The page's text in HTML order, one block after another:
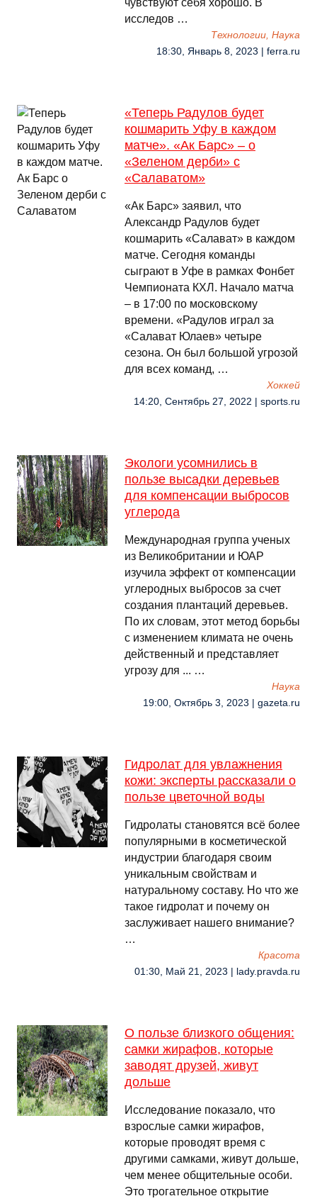
чувствуют себя хорошо. В
исследов …
Технологии, Наука
18:30, Январь 8, 2023 | ferra.ru
«Теперь Радулов будет
кошмарить Уфу в каждом
матче». «Ак Барс» – о
«Зеленом дерби» с
«Салаватом»
«Ак Барс» заявил, что
Александр Радулов будет
кошмарить «Салават» в каждом
матче. Сегодня команды
сыграют в Уфе в рамках Фонбет
Чемпионата КХЛ. Начало матча
– в 17:00 по московскому
времени. «Радулов играл за
«Салават Юлаев» четыре
сезона. Он был большой угрозой
для всех команд, …
Хоккей
14:20, Сентябрь 27, 2022 | sports.ru
Экологи усомнились в
пользе высадки деревьев
для компенсации выбросов
углерода
Международная группа ученых
из Великобритании и ЮАР
изучила эффект от компенсации
углеродных выбросов за счет
создания плантаций деревьев.
По их словам, этот метод борьбы
с изменением климата не очень
действенный и представляет
угрозу для ... …
Наука
19:00, Октябрь 3, 2023 | gazeta.ru
Гидролат для увлажнения
кожи: эксперты рассказали о
пользе цветочной воды
Гидролаты становятся всё более
популярными в косметической
индустрии благодаря своим
уникальным свойствам и
натуральному составу. Но что же
такое гидролат и почему он
заслуживает нашего внимание?
…
Красота
01:30, Май 21, 2023 | lady.pravda.ru
О пользе близкого общения:
самки жирафов, которые
заводят друзей, живут
дольше
Исследование показало, что
взрослые самки жирафов,
которые проводят время с
другими самками, живут дольше,
чем менее общительные особи.
Это трогательное открытие